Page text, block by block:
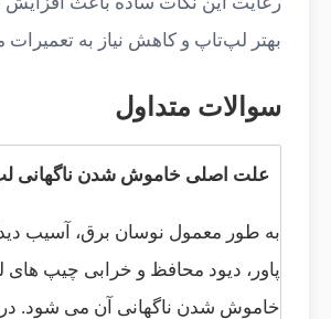
بهتر لپ‌تاپ و کاهش نیاز به
سوالات متداول
علت اصلی خاموش شدن ناگهانی
به طور معمول نوسان برق، آسیب
پاور، دیود محافظ و خرابی چیپ
خاموش شدن ناگهانی آن می شود.